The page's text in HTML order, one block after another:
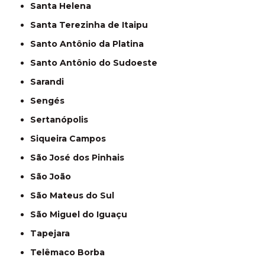
Santa Helena
Santa Terezinha de Itaipu
Santo Antônio da Platina
Santo Antônio do Sudoeste
Sarandi
Sengés
Sertanópolis
Siqueira Campos
São José dos Pinhais
São João
São Mateus do Sul
São Miguel do Iguaçu
Tapejara
Telêmaco Borba